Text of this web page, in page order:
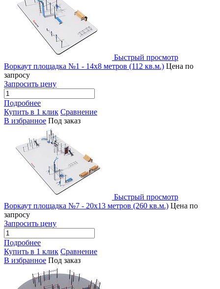
Быстрый просмотр
Воркаут площадка №1 - 14х8 метров (112 кв.м.) Цена по
запросу
Запросить цену
Подробнее
Купить в 1 клик Сравнение
В избранное Под заказ
Быстрый просмотр
Воркаут площадка №7 - 20х13 метров (260 кв.м.) Цена по
запросу
Запросить цену
Подробнее
Купить в 1 клик Сравнение
В избранное Под заказ